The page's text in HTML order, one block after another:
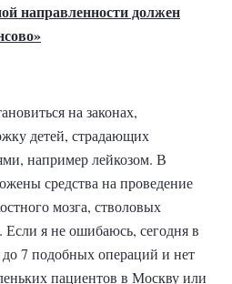
направленности должен
на законах,
детей, страдающих
например лейкозом. В
средства на проведение
мозга, стволовых
Если я не ошибаюсь, сегодня в
до 7 подобных операций и нет
пациентов в Москву или